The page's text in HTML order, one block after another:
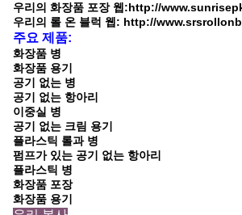
우리의 화장품 포장 웹:http://
우리의 롤 온 블럭 웹: http://
주요 제품:
화장품 병
화장품 용기
공기 없는 병
공기 없는 항아리
이중실 병
공기 없는 크림 용기
플라스틱 롤과 병
펌프가 있는 공기 없는 항아리
플라스틱 병
화장품 포장
화장품 용기